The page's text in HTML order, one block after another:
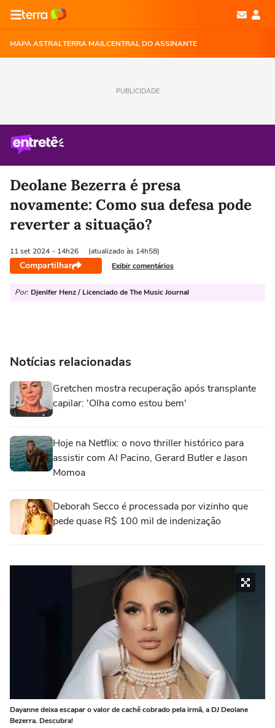
MAPA ASTRALTERRA MAILCENTRAL DO ASSINANTE
PUBLICIDADE
Deolane Bezerra é presa
novamente: Como sua defesa pode
reverter a situação?
11 set 2024 - 14h26 (atualizado às 14h58)
Compartilhar Exibir comentários
Por: Djenifer Henz / Licenciado de The Music Journal
Notícias relacionadas
Gretchen mostra recuperação após transplante
capilar: 'Olha como estou bem'
Hoje na Netflix: o novo thriller histórico para
assistir com Al Pacino, Gerard Butler e Jason
Momoa
Deborah Secco é processada por vizinho que
pede quase R$ 100 mil de indenização
Dayanne deixa escapar o valor de cachê cobrado pela irmã, a DJ Deolane
Bezerra. Descubra!